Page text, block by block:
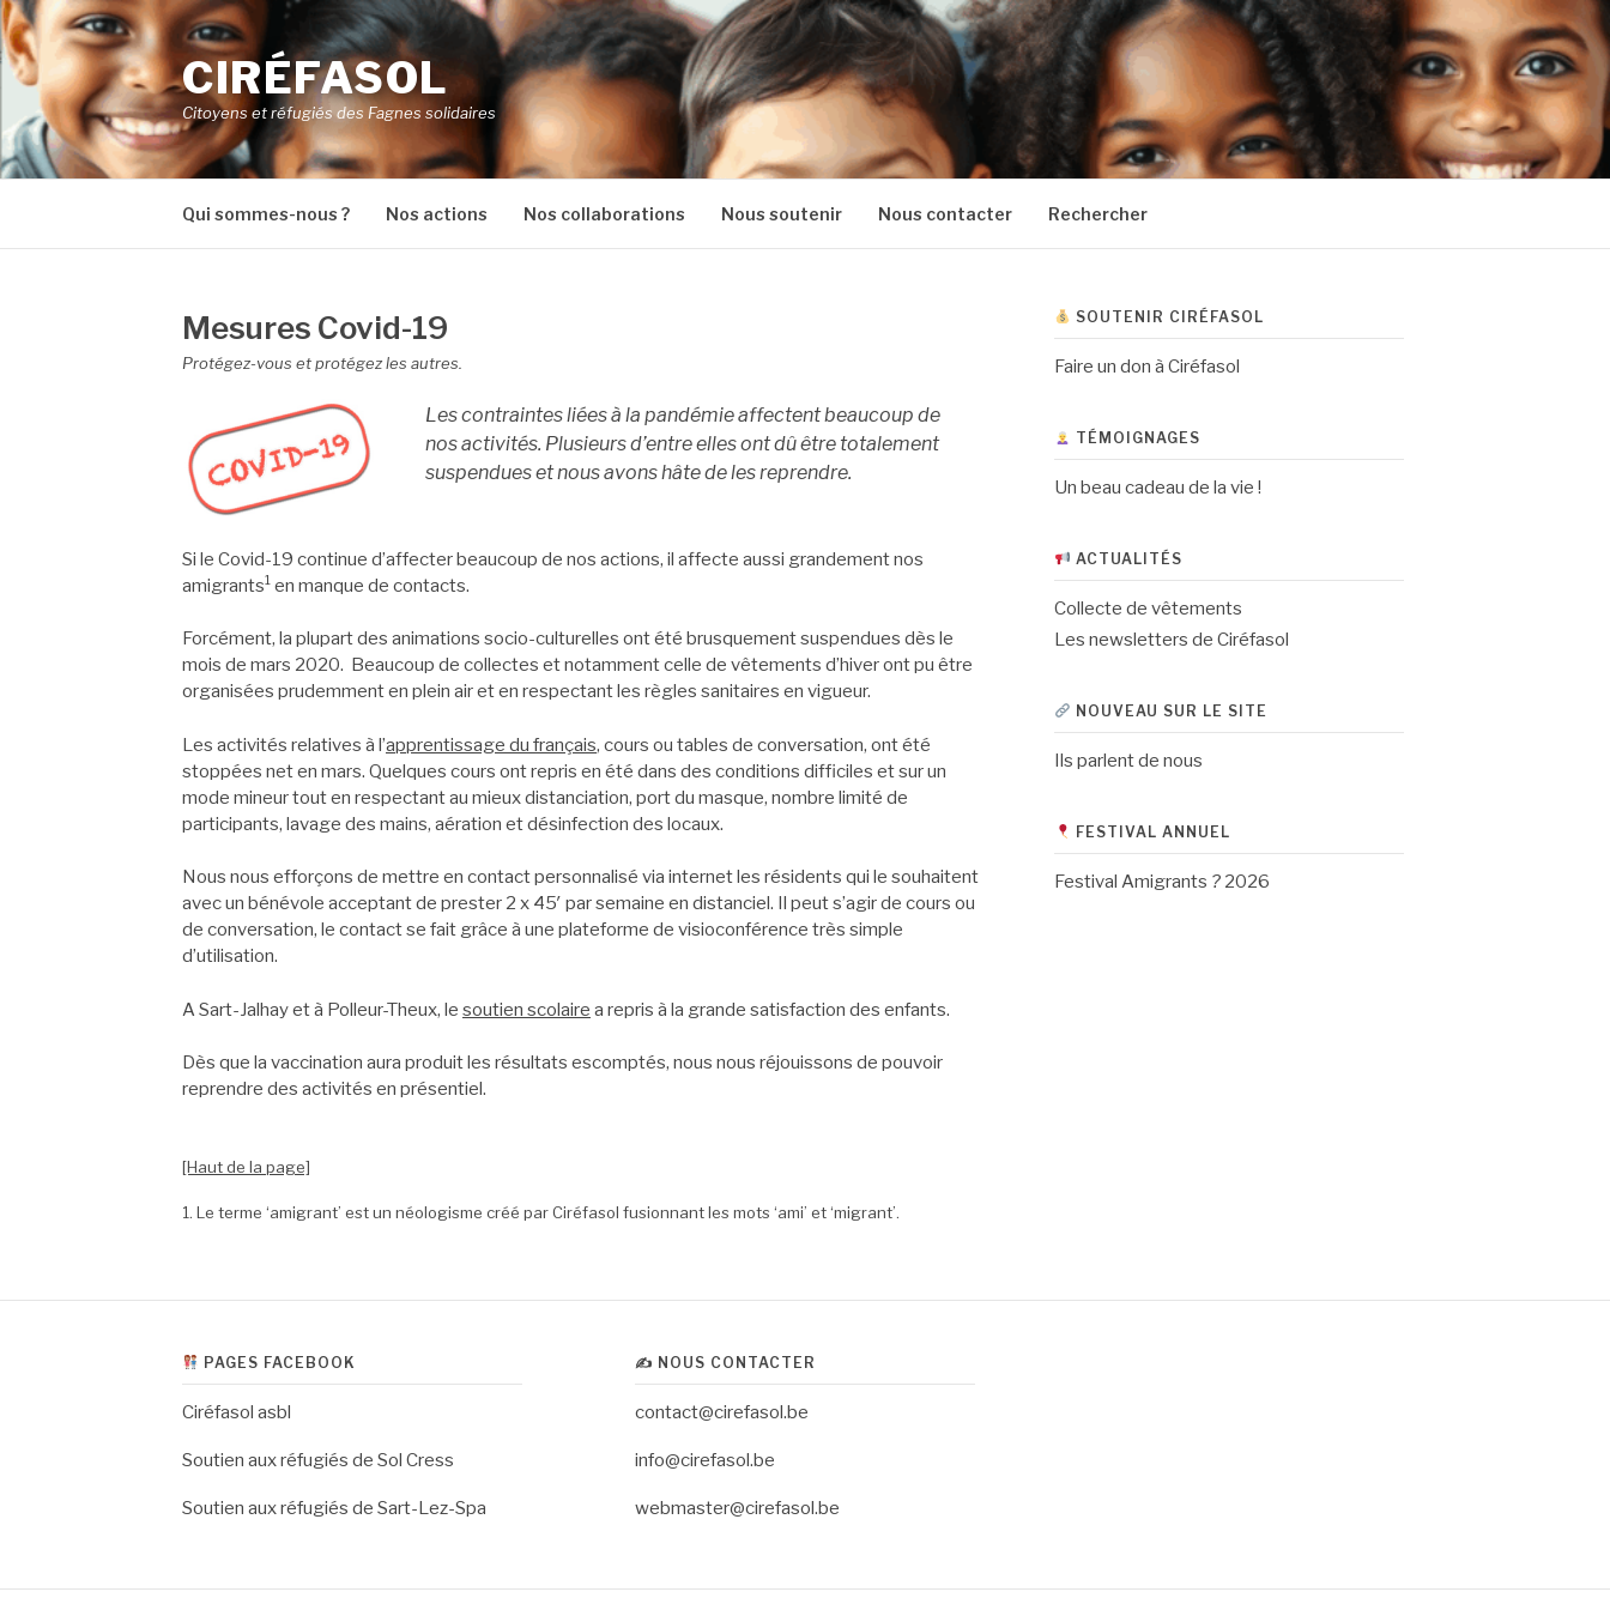
Aller
au
contenu
CIRÉFASOL
Citoyens et réfugiés des Fagnes solidaires
Qui sommes-nous ? Nos actions Nos collaborations Nous soutenir Nous contacter Rechercher
Mesures Covid-19
Protégez-vous et protégez les autres.
Les contraintes liées à la pandémie affectent beaucoup de
nos activités. Plusieurs d’entre elles ont dû être totalement
suspendues et nous avons hâte de les reprendre.
Si le Covid-19 continue d’affecter beaucoup de nos actions, il affecte aussi grandement nos
amigrants1 en manque de contacts.
Forcément, la plupart des animations socio-culturelles ont été brusquement suspendues dès le
mois de mars 2020. Beaucoup de collectes et notamment celle de vêtements d’hiver ont pu être
organisées prudemment en plein air et en respectant les règles sanitaires en vigueur.
Les activités relatives à l’apprentissage du français, cours ou tables de conversation, ont été
stoppées net en mars. Quelques cours ont repris en été dans des conditions difficiles et sur un
mode mineur tout en respectant au mieux distanciation, port du masque, nombre limité de
participants, lavage des mains, aération et désinfection des locaux.
Nous nous efforçons de mettre en contact personnalisé via internet les résidents qui le souhaitent
avec un bénévole acceptant de prester 2 x 45′ par semaine en distanciel. Il peut s’agir de cours ou
de conversation, le contact se fait grâce à une plateforme de visioconférence très simple
d’utilisation.
A Sart-Jalhay et à Polleur-Theux, le soutien scolaire a repris à la grande satisfaction des enfants.
Dès que la vaccination aura produit les résultats escomptés, nous nous réjouissons de pouvoir
reprendre des activités en présentiel.
[Haut de la page]
1. Le terme ‘amigrant’ est un néologisme créé par Ciréfasol fusionnant les mots ‘ami’ et ‘migrant’.
SOUTENIR CIRÉFASOL
Faire un don à Ciréfasol
TÉMOIGNAGES
Un beau cadeau de la vie !
ACTUALITÉS
Collecte de vêtements
Les newsletters de Ciréfasol
NOUVEAU SUR LE SITE
Ils parlent de nous
FESTIVAL ANNUEL
Festival Amigrants ? 2026
PAGES FACEBOOK
Ciréfasol asbl
Soutien aux réfugiés de Sol Cress
Soutien aux réfugiés de Sart-Lez-Spa
✍️ NOUS CONTACTER
contact@cirefasol.be
info@cirefasol.be
webmaster@cirefasol.be